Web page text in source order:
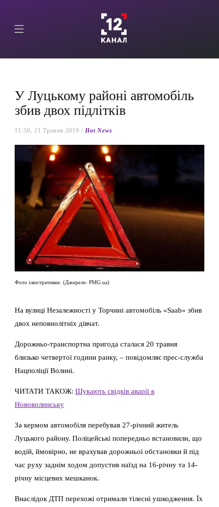
У Луцькому районі автомобіль
збив двох підлітків
11:50, 21 Травня 2019 / Hot News
Фото ілюстративне. (Джерело: PMG.ua)
На вулиці Незалежності у Торчині автомобіль «Saab» збив
двох неповнолітніх дівчат.
Дорожньо-транспортна пригода сталася 20 травня
близько четвертої години ранку, – повідомляє прес-служба
Нацполіції Волині.
ЧИТАТИ ТАКОЖ: Шукають свідків аварії в
Нововолинську
За кермом автомобіля перебував 27-річний житель
Луцького району. Поліцейські попередньо встановили, що
водій, ймовірно, не врахував дорожньої обстановки й під
час руху заднім ходом допустив наїзд на 16-річну та 14-
річну місцевих мешканок.
Внаслідок ДТП перехожі отримали тілесні ушкодження. Їх